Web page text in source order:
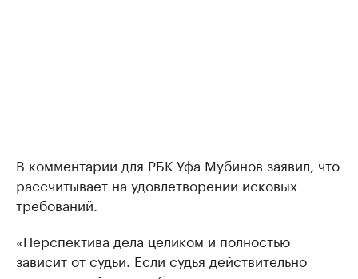
В комментарии для РБК Уфа Мубинов заявил, что
рассчитывает на удовлетворении исковых
требований.
«Перспектива дела целиком и полностью
зависит от судьи. Если судья действительно